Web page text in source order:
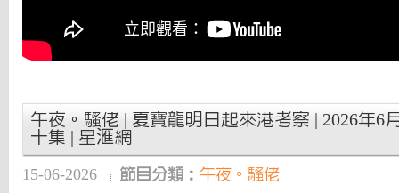
午夜。騷佬 | 夏寶龍明日起來港考察 | 2026年6
十集 | 星滙網
15-06-2026 節目分類： 午夜。騷佬